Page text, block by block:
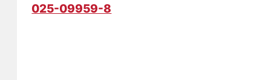
025-09959-8